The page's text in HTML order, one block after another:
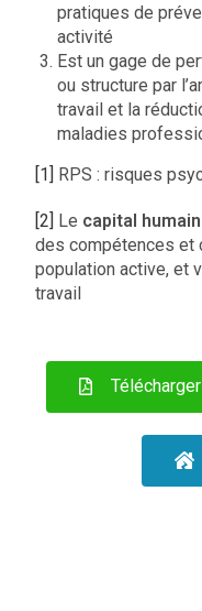
pratiques de
activité
Est un gage de
ou structure par
travail et la
maladies
[1] RPS : risques
[2] Le capital humain
des compétences et
population active, et
travail